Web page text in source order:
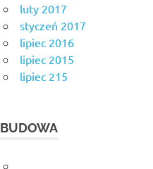
luty 2017
styczeń 2017
lipiec 2016
lipiec 2015
lipiec 215
BUDOWA